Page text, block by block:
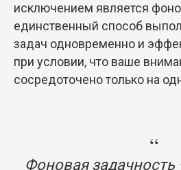
исключением является
единственный способ
задач одновременно и
при условии, что ваше
сосредоточено только на
“
Фоновая задачность